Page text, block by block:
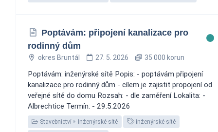
Poptávám: připojení kanalizace pro
rodinný dům
okres Bruntál 27. 5. 2026 35 000 korun
Poptávám: inženýrské sítě Popis: - poptávám připojení
kanalizace pro rodinný dům - cílem je zajistit propojení od
veřejné sítě do domu Rozsah: - dle zaměření Lokalita: -
Albrechtice Termín: - 29.5.2026
Stavebnictví Inženýrské sítě inženýrské sítě